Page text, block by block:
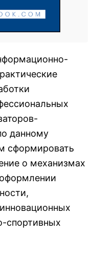
данному
сформировать
о механизмах
спортивных